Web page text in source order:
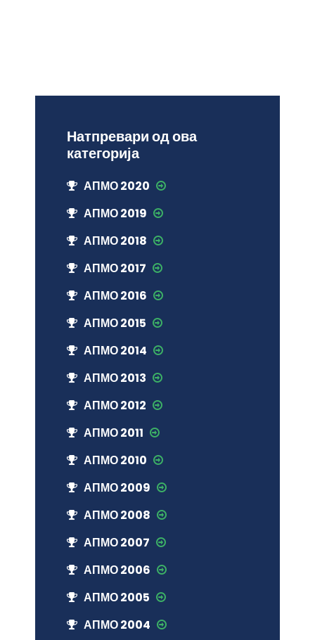
Натпревари од ова
категорија
АПМО 2020
АПМО 2019
АПМО 2018
АПМО 2017
АПМО 2016
АПМО 2015
АПМО 2014
АПМО 2013
АПМО 2012
АПМО 2011
АПМО 2010
АПМО 2009
АПМО 2008
АПМО 2007
АПМО 2006
АПМО 2005
АПМО 2004